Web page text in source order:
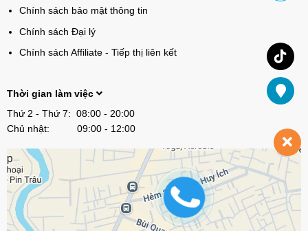
Chính sách bảo mật thông tin
Chính sách Đại lý
Chính sách Affiliate - Tiếp thị liên kết
Thời gian làm việc
Thứ 2 - Thứ 7: 08:00 - 20:00
Chủ nhật: 09:00 - 12:00